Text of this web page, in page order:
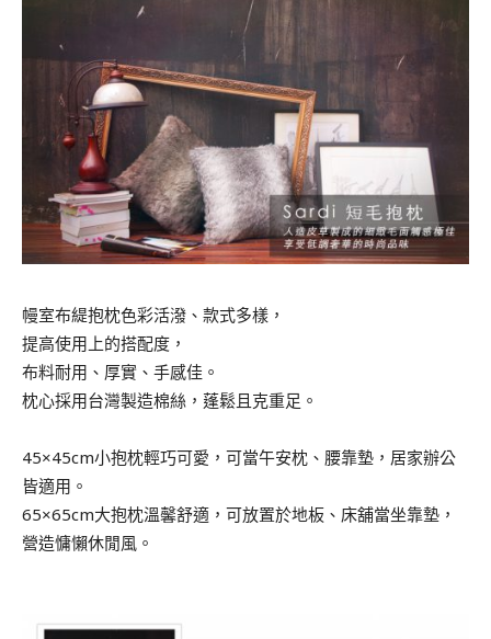
幔室布緹抱枕色彩活潑、款式多樣，
提高使用上的搭配度，
布料耐用、厚實、手感佳。
枕心採用台灣製造棉絲，蓬鬆且克重足。
45×45cm小抱枕輕巧可愛，可當午安枕、腰靠墊，居家辦公
皆適用。
65×65cm大抱枕溫馨舒適，可放置於地板、床舖當坐靠墊，
營造慵懶休閒風。